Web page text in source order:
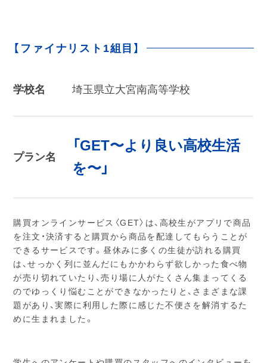
【ファイナリスト1組目】
学校名 埼玉県立大宮南高等学校
プラン名
「GET〜より良い高校生活
を〜」
購買オンラインサービス〈GET〉は、高校生がアプリで商品
を注文・決済すると購買から商品を配達してもらうことが
できるサービスです。昼休みに多くの生徒が訪れる購買
は、せっかく列に並んだにもかかわらず欲しかった食べ物
が売り切れていたり、売り場に人がたくさん集まってくる
のでゆっくり悩むことができなかったりと、さまざまな課
題があり、実際に利用した際に感じた不便さを解消するた
めに生まれました。